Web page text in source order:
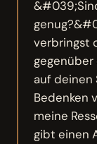
verbringst
auf deinen
Bedenken
meine
gibt einen